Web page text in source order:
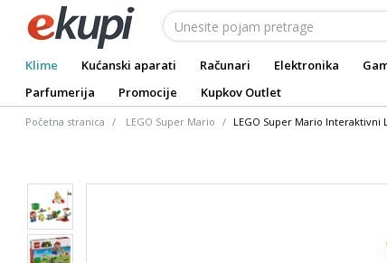
Klime Kućanski aparati Računari Elektronika
Parfumerija
Promocije Kupkov Outlet
Početna stranica LEGO Super Mario LEGO Super Mario Interaktivni